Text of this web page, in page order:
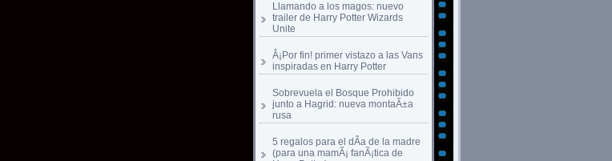
Llamando a los magos: nuevo
trailer de Harry Potter Wizards
Unite
Â¡Por fin! primer vistazo a las Vans
inspiradas en Harry Potter
Sobrevuela el Bosque Prohibido
junto a Hagrid: nueva montaÃ±a
rusa
5 regalos para el dÃ­a de la madre
(para una mamÃ¡ fanÃ¡tica de